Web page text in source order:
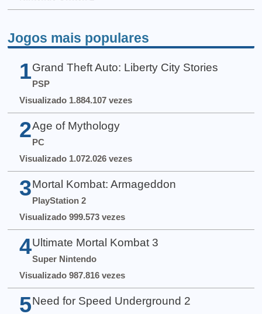
Jogos mais populares
1 Grand Theft Auto: Liberty City Stories
PSP
Visualizado 1.884.107 vezes
2 Age of Mythology
PC
Visualizado 1.072.026 vezes
3 Mortal Kombat: Armageddon
PlayStation 2
Visualizado 999.573 vezes
4 Ultimate Mortal Kombat 3
Super Nintendo
Visualizado 987.816 vezes
5 Need for Speed Underground 2